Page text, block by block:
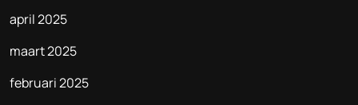
april 2025
maart 2025
februari 2025